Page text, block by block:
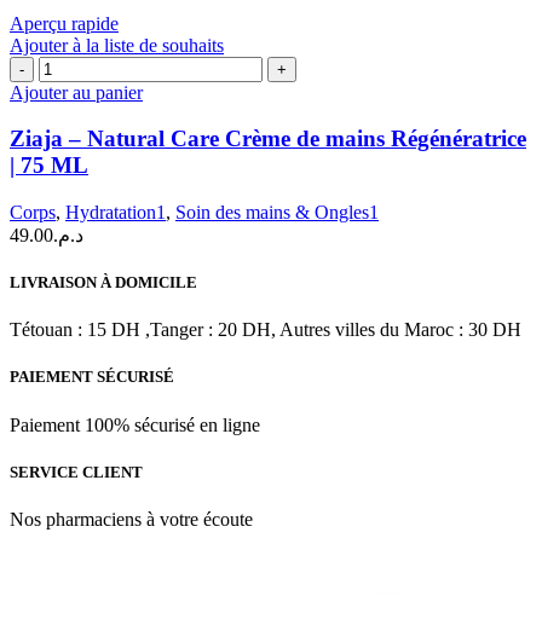
Aperçu rapide
Ajouter à la liste de souhaits
quantité
de
-
Natural
Care
de
mains
|
ML
Ajouter au panier
Ziaja – Natural Care Crème de mains Régénératrice
| 75 ML
Corps, Hydratation1 , Soin des mains & Ongles1
د.م.49.00
LIVRAISON À DOMICILE
Tétouan : 15 DH ,Tanger : 20 DH, Autres villes du Maroc : 30 DH
PAIEMENT SÉCURISÉ
Paiement 100% sécurisé en ligne
SERVICE CLIENT
Nos pharmaciens à votre écoute